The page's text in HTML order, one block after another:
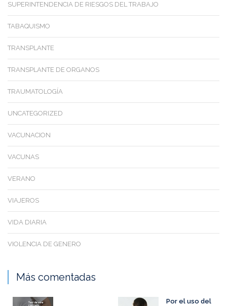
SUPERINTENDENCIA DE RIESGOS DEL TRABAJO
TABAQUISMO
TRANSPLANTE
TRANSPLANTE DE ORGANOS
TRAUMATOLOGÍA
UNCATEGORIZED
VACUNACION
VACUNAS
VERANO
VIAJEROS
VIDA DIARIA
VIOLENCIA DE GENERO
Más comentadas
Por el uso del